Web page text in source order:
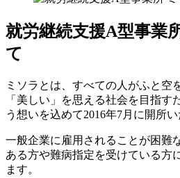
労
継
続
支
A
型
就労継続支援A型事業
て
ミソラとは、すべての人がふと空
「美しい」を思える社会を目指す
う想いを込めて2016年7月に開所い
一般企業に雇用されることが困難
ある方や難病指定を受けている方
ます。